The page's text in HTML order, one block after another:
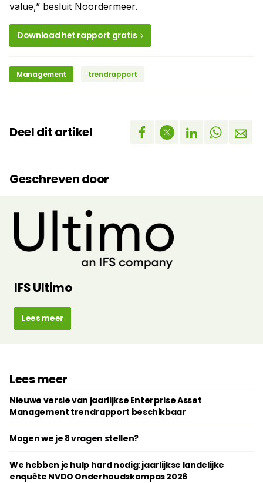
value,” besluit Noordermeer.
Download het rapport gratis
Management trendrapport
Deel dit artikel
Geschreven door
IFS Ultimo
Lees meer
Lees meer
Nieuwe versie van jaarlijkse Enterprise Asset
Management trendrapport beschikbaar
Mogen we je 8 vragen stellen?
We hebben je hulp hard nodig: jaarlijkse landelijke
enquête NVDO Onderhoudskompas 2026